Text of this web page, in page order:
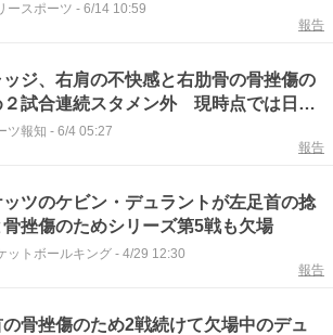
ースポーツ - 6/14 10:59
報告
ッジ、右肩の不快感と右肋骨の骨挫傷の
２試合連続スタメン外 現時点では日々
を見ていく模様
ツ報知 - 6/4 05:27
報告
ッツのケビン・デュラントが左足首の捻
挫傷のためシリーズ第5戦も欠場
ットボールキング - 4/29 12:30
報告
の骨挫傷のため2戦続けて欠場中のデュ